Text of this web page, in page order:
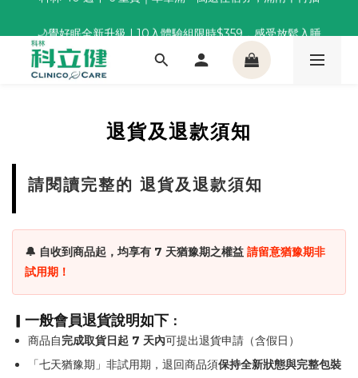
🌙覺好眠全新升級 | 10入體驗組限時$359，感受放鬆入睡
董事長推薦保養組合｜體驗價 $1,800 起，最高享 6 折
退貨及退款須知
請閱讀完整的 退貨及退款須知
🔔 自收到商品起，均享有 7 天猶豫期之權益 請留意猶豫期非
試用期！
▎ 一般會員退貨說明如下 ：
商品自完成取貨日起 7 天內可提出退貨申請（含假日）
「七天猶豫期」非試用期，退回商品須保持全新狀態與完整包裝